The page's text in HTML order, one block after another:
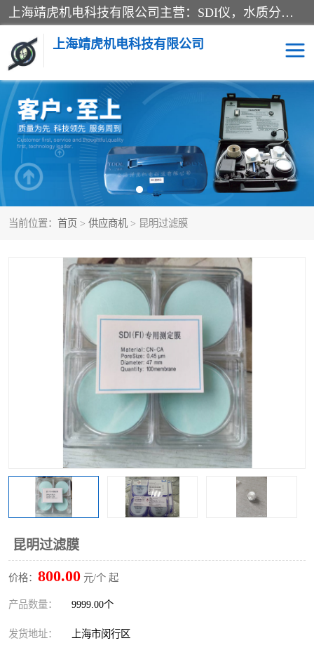
上海靖虎机电科技有限公司主营：SDI仪，水质分析仪，水质检测仪产品；上海靖虎机电科技有限公司在专业制造和研发等方面的强大的平台优势，利用自身在自动化仪表、自控系统及环保监测仪器的专长，以优良的技术，优越的产品质量和良好的服务质量与广大客户真诚合作。
上海靖虎机电科技有限公司
当前位置： 首页 > 供应商机 > 昆明过滤膜
昆明过滤膜
价格： 800.00 元/个 起
产品数量： 9999.00个
发货地址： 上海市闵行区
SDI仪 过滤膜过滤纸
PH电导测试笔 水质分析仪
水质检测仪 电导测试笔
PH电导测试仪